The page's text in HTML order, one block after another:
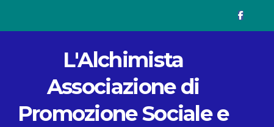
L'Alchimista
Associazione di
Promozione Sociale e